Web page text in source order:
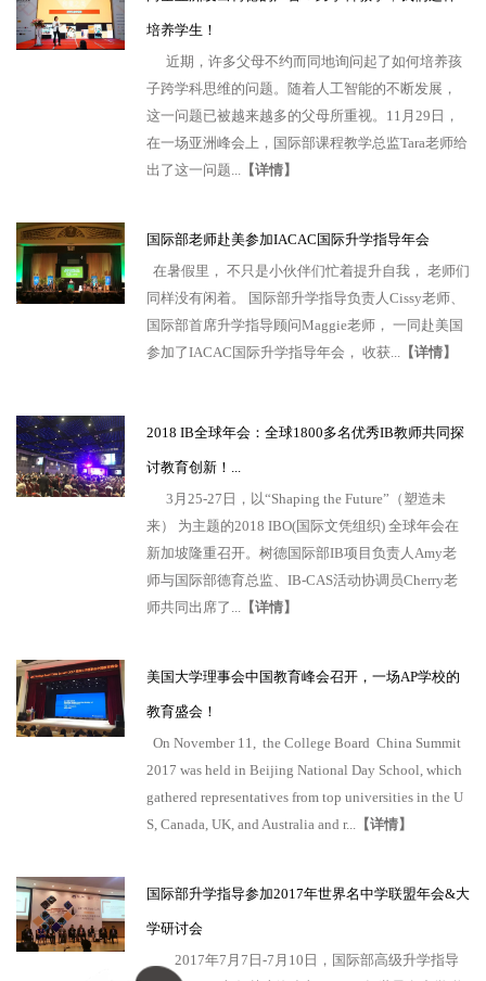
培养学生！
近期，许多父母不约而同地询问起了如何培养孩
子跨学科思维的问题。随着人工智能的不断发展，
这一问题已被越来越多的父母所重视。11月29日，
在一场亚洲峰会上，国际部课程教学总监Tara老师给
出了这一问题... 【详情】
国际部老师赴美参加IACAC国际升学指导年会
在暑假里， 不只是小伙伴们忙着提升自我， 老师们
同样没有闲着。 国际部升学指导负责人Cissy老师、
国际部首席升学指导顾问Maggie老师， 一同赴美国
参加了IACAC国际升学指导年会， 收获... 【详情】
2018 IB全球年会：全球1800多名优秀IB教师共同探
讨教育创新！...
3月25-27日，以“Shaping the Future”（塑造未
来） 为主题的2018 IBO(国际文凭组织) 全球年会在
新加坡隆重召开。树德国际部IB项目负责人Amy老
师与国际部德育总监、IB-CAS活动协调员Cherry老
师共同出席了... 【详情】
美国大学理事会中国教育峰会召开，一场AP学校的
教育盛会！
On November 11, the College Board China Summit
2017 was held in Beijing National Day School, which
gathered representatives from top universities in the U
S, Canada, UK, and Australia and r... 【详情】
国际部升学指导参加2017年世界名中学联盟年会&大
学研讨会
2017年7月7日-7月10日，国际部高级升学指导